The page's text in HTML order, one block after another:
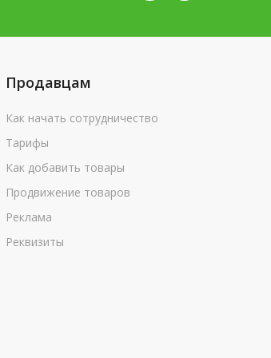
Продавцам
Как начать сотрудничество
Тарифы
Как добавить товары
Продвижение товаров
Реклама
Реквизиты